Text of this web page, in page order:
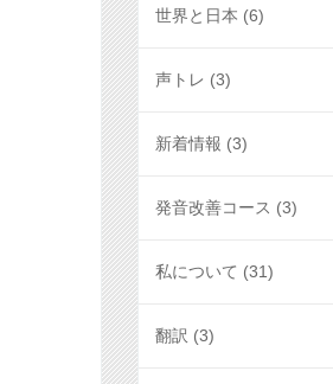
世界と日本 (6)
声トレ (3)
新着情報 (3)
発音改善コース (3)
私について (31)
翻訳 (3)